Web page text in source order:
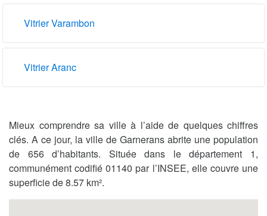
Vitrier Varambon
Vitrier Aranc
Mieux comprendre sa ville à l’aide de quelques chiffres
clés. A ce jour, la ville de Garnerans abrite une population
de 656 d’habitants. Située dans le département 1,
communément codifié 01140 par l’INSEE, elle couvre une
superficie de 8.57 km².